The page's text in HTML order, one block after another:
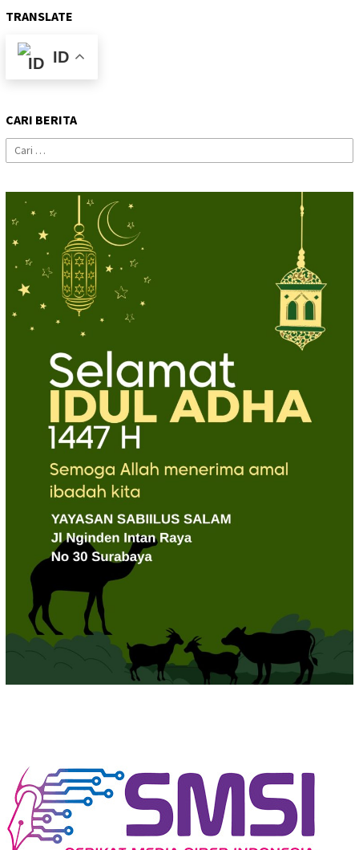
TRANSLATE
ID
CARI BERITA
Cari
untuk: